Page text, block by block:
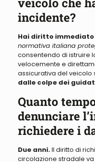
incidente?
Hai diritto
normativa italiana
consentendo di istruire
velocemente e
assicurativa del veicolo
dalle colpe dei
Quanto
denunciare
richiedere i
Due anni.Il diritto di
circolazione stradale